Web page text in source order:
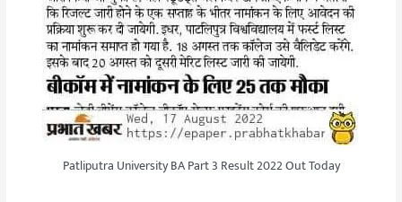
Patliputra University BA Part 3 Result 2022 Out Today